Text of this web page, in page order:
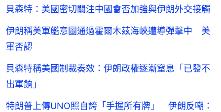
貝森特：美國密切關注中國會否加強與伊朗外交接觸
伊朗稱美軍艦意圖通過霍爾木茲海峽遭導彈擊中 美
軍否認
貝森特稱美國制裁奏效：伊朗政權逐漸窒息「已發不
出軍餉」
特朗普上傳UNO照自誇「手握所有牌」 伊朗反嘲：